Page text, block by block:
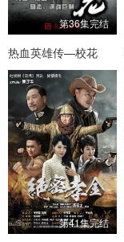
第36集完结
热血英雄传—校花
第41集完结